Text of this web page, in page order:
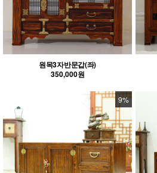
원목3자반문갑(좌)
350,000원
9%